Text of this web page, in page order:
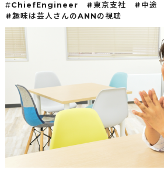
#ChiefEngineer #東京支社 #中途
#趣味は芸人さんのANNの視聴